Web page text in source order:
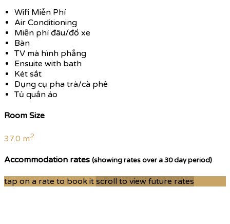
Wifi Miễn Phí
Air Conditioning
Miễn phí đâu/đổ xe
Bàn
TV mà hình phẳng
Ensuite with bath
Két sắt
Dụng cụ pha trà/cà phê
Tủ quần áo
Room Size
37.0 m2
Accommodation rates (showing rates over a 30 day period)
tap on a rate to book it scroll to view future rates